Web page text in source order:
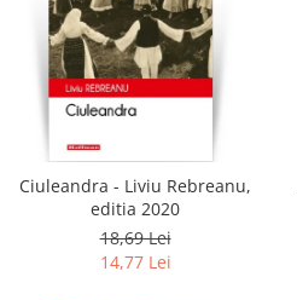
Ciuleandra - Liviu Rebreanu,
editia 2020
18,69 Lei
14,77 Lei